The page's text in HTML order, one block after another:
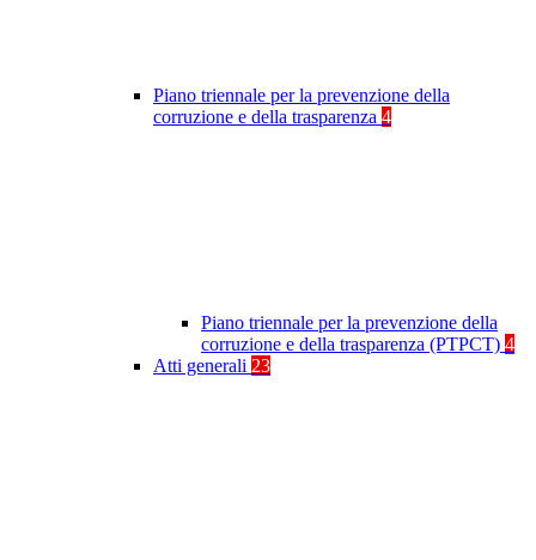
Piano triennale per la prevenzione della
corruzione e della trasparenza 4
Piano triennale per la prevenzione della
corruzione e della trasparenza (PTPCT) 4
Atti generali 23